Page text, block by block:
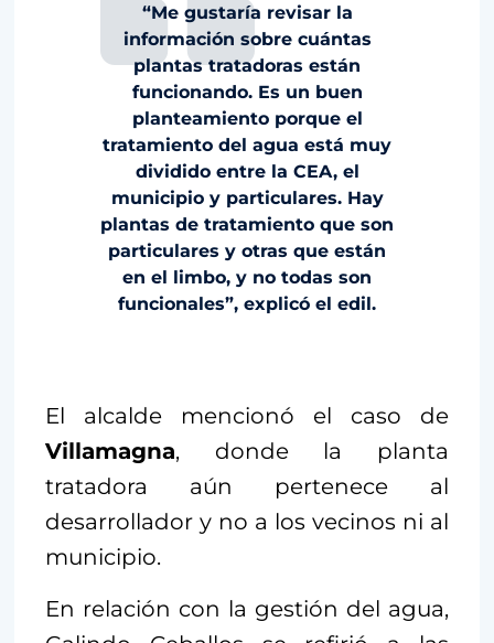
“Me gustaría revisar la
información sobre cuántas
plantas tratadoras están
funcionando. Es un buen
planteamiento porque el
tratamiento del agua está muy
dividido entre la CEA, el
municipio y particulares. Hay
plantas de tratamiento que son
particulares y otras que están
en el limbo, y no todas son
funcionales”, explicó el edil.
El alcalde mencionó el caso de
Villamagna, donde la planta
tratadora aún pertenece al
desarrollador y no a los vecinos ni al
municipio.
En relación con la gestión del agua,